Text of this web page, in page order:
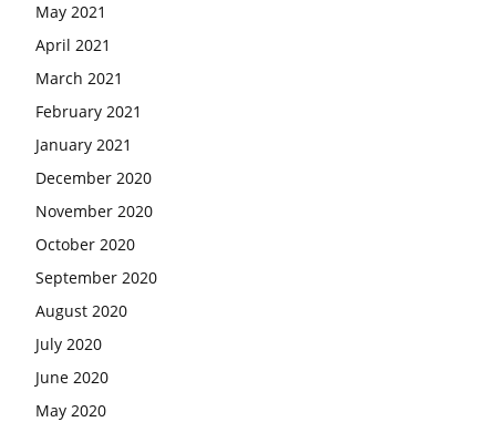
May 2021
April 2021
March 2021
February 2021
January 2021
December 2020
November 2020
October 2020
September 2020
August 2020
July 2020
June 2020
May 2020